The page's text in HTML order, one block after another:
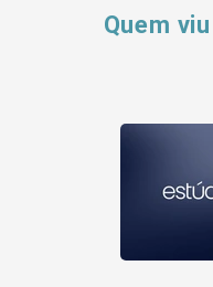
Quem